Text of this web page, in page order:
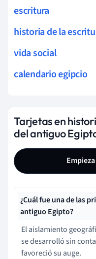
escritura
historia de la
vida social
calendario egipcio
Tarjetas en
del antiguo
¿Cuál fue una de las
antiguo Egipto?
El aislamiento
se desarrolló sin
favoreció su auge.